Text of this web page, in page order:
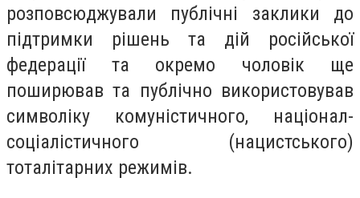
розповсюджували публічні заклики до
підтримки рішень та дій російської
федерації та окремо чоловік ще
поширював та публічно використовував
символіку комуністичного, націонал-
соціалістичного (нацистського)
тоталітарних режимів.